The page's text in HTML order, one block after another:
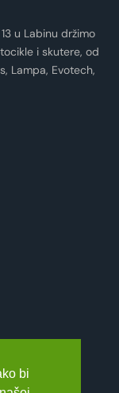
u Labinu držimo
i skutere, od
Lampa, Evotech,
bi